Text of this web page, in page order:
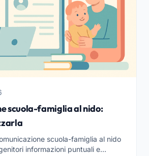
scuola-famiglia al nido:
scuola-famiglia al nido
informazioni puntuali e